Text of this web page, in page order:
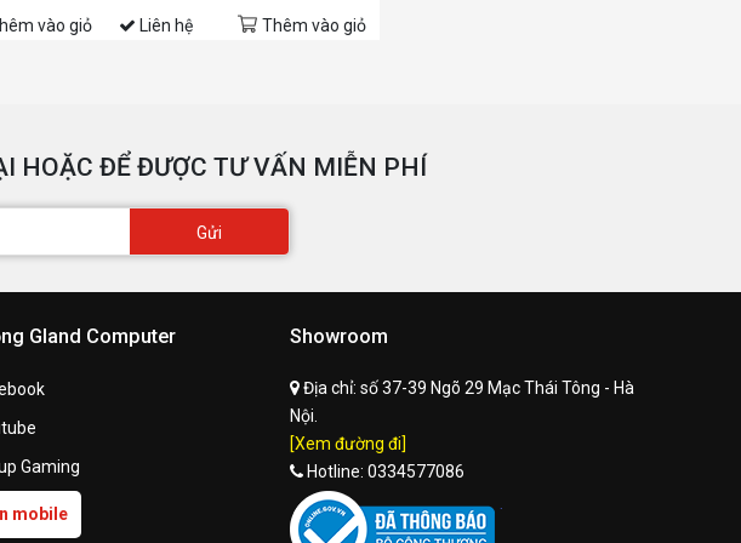
vào giỏ Liên hệ Thêm vào giỏ
HOẶC ĐỂ ĐƯỢC TƯ VẤN MIỄN PHÍ
Gửi
Gland Computer
Gaming
mobile
Showroom
Địa chỉ: số 37-39 Ngõ 29 Mạc Thái Tông - Hà
Nội.
[Xem đường đi]
Hotline: 0334577086